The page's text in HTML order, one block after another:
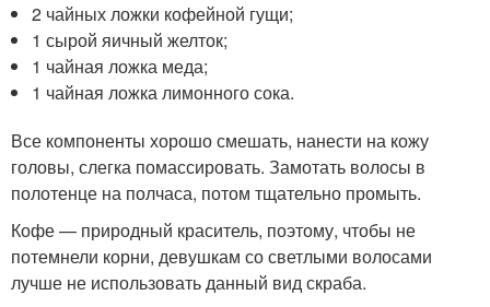
2 чайных ложки кофейной гущи;
1 сырой яичный желток;
1 чайная ложка меда;
1 чайная ложка лимонного сока.
Все компоненты хорошо смешать, нанести на кожу
головы, слегка помассировать. Замотать волосы в
полотенце на полчаса, потом тщательно промыть.
Кофе — природный краситель, поэтому, чтобы не
потемнели корни, девушкам со светлыми волосами
лучше не использовать данный вид скраба.